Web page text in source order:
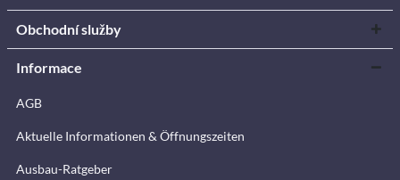
Obchodní služby
Informace
AGB
Aktuelle Informationen & Öffnungszeiten
Ausbau-Ratgeber